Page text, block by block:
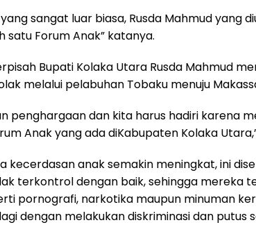
sangat luar biasa, Rusda Mahmud yang
satu Forum Anak” katanya.
Bupati Kolaka Utara Rusda Mahmud
melalui pelabuhan Tobaku menuju
penghargaan dan kita harus hadiri karena
Anak yang ada diKabupaten Kolaka
kecerdasan anak semakin meningkat, ini
terkontrol dengan baik, sehingga mereka
pornografi, narkotika maupun minuman
dengan melakukan diskriminasi dan putus